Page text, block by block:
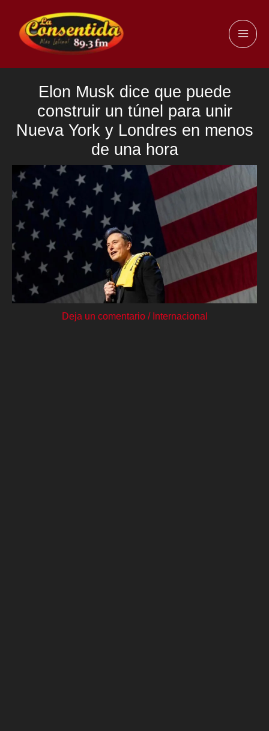
contenido
Elon Musk dice que puede
construir un túnel para unir
Nueva York y Londres en menos
de una hora
Deja un comentario / Internacional